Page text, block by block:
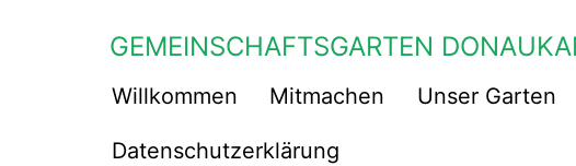
GEMEINSCHAFTSGARTEN
Willkommen Mitmachen Unser Garten
Datenschutzerklärung